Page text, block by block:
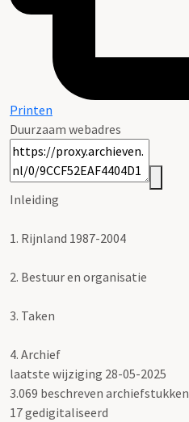
Printen
Duurzaam webadres
Inleiding
1. Rijnland 1987-2004
2. Bestuur en organisatie
3. Taken
4. Archief
laatste wijziging 28-05-2025
3.069 beschreven archiefstukken
17 gedigitaliseerd